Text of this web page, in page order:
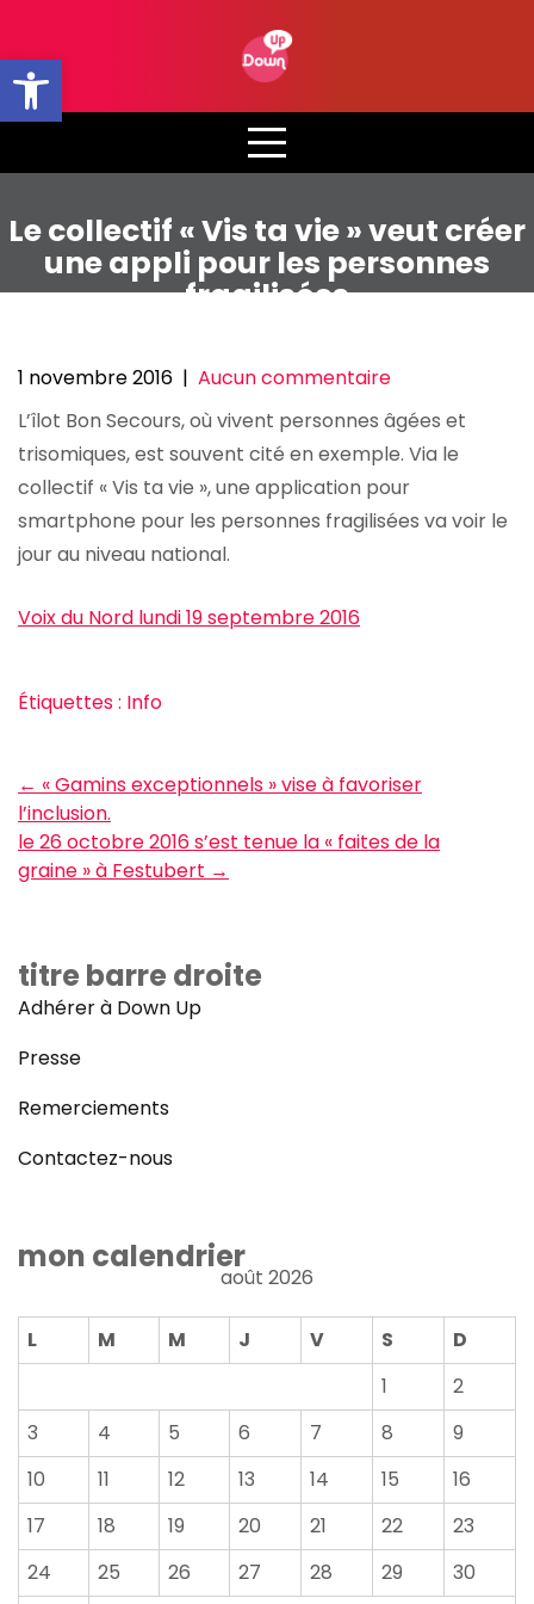
Ouvrir la barre d’outils
content
Le collectif « Vis ta vie » veut créer
une appli pour les personnes
fragilisées
1 novembre 2016 | Aucun commentaire
L’îlot Bon Secours, où vivent personnes âgées et
trisomiques, est souvent cité en exemple. Via le
collectif « Vis ta vie », une application pour
smartphone pour les personnes fragilisées va voir le
jour au niveau national.
Voix du Nord lundi 19 septembre 2016
Étiquettes : Info
Post
navigation
← « Gamins exceptionnels » vise à favoriser
l’inclusion.
le 26 octobre 2016 s’est tenue la « faites de la
graine » à Festubert →
titre barre droite
Adhérer à Down Up
Presse
Remerciements
Contactez-nous
mon calendrier
août 2026
L M M J V S
D
1
2
3
4 5 6 7 8
9
10
11 12 13 14 15
16
17
18 19 20 21 22
23
24
25 26 27 28 29 30